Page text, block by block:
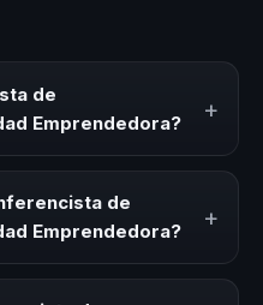
de
Emprendedora?
+
comparte
sobre este tema
y seminarios. Su
y herramientas
de
Emprendedora?
+
kick-offs, convenciones